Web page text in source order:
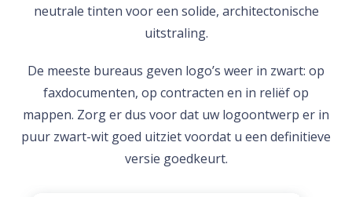
neutrale tinten voor een solide, architectonische
uitstraling.
De meeste bureaus geven logo’s weer in zwart: op
faxdocumenten, op contracten en in reliëf op
mappen. Zorg er dus voor dat uw logoontwerp er in
puur zwart-wit goed uitziet voordat u een definitieve
versie goedkeurt.